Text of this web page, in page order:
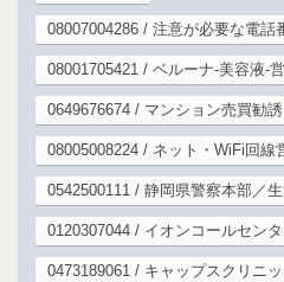
08007004286 / 注意が必要な電話
08001705421 / ベルーナ-美容液-
0649676674 / マンション売買勧誘
08005008224 / ネット・WiFi回線
0542500111 / 静岡県警察本部／
0120307044 / イオンコールセン
0473189061 / キャップスクリニ